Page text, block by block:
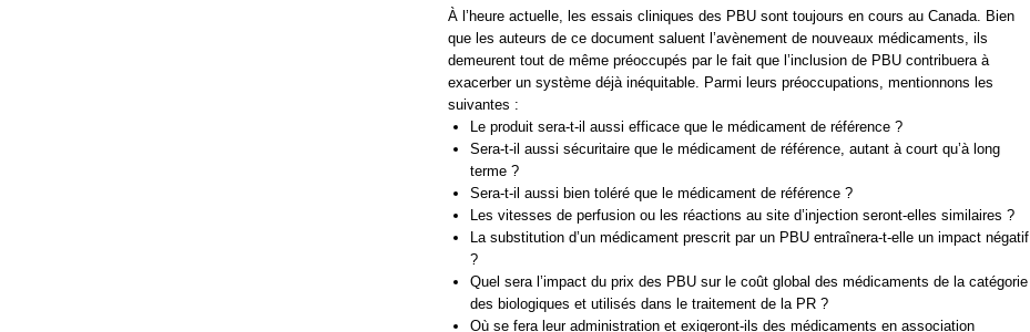
À l’heure actuelle, les essais cliniques des PBU sont toujours en cours au Canada. Bien
que les auteurs de ce document saluent l’avènement de nouveaux médicaments, ils
demeurent tout de même préoccupés par le fait que l’inclusion de PBU contribuera à
exacerber un système déjà inéquitable. Parmi leurs préoccupations, mentionnons les
suivantes :
Le produit sera-t-il aussi efficace que le médicament de référence ?
Sera-t-il aussi sécuritaire que le médicament de référence, autant à court qu’à long
terme ?
Sera-t-il aussi bien toléré que le médicament de référence ?
Les vitesses de perfusion ou les réactions au site d’injection seront-elles similaires ?
La substitution d’un médicament prescrit par un PBU entraînera-t-elle un impact négatif
?
Quel sera l’impact du prix des PBU sur le coût global des médicaments de la catégorie
des biologiques et utilisés dans le traitement de la PR ?
Où se fera leur administration et exigeront-ils des médicaments en association